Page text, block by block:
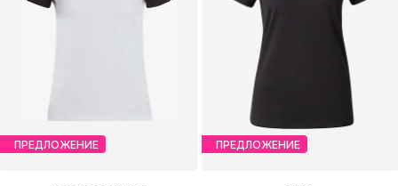
ПРЕДЛОЖЕНИЕ ПРЕДЛОЖЕНИЕ